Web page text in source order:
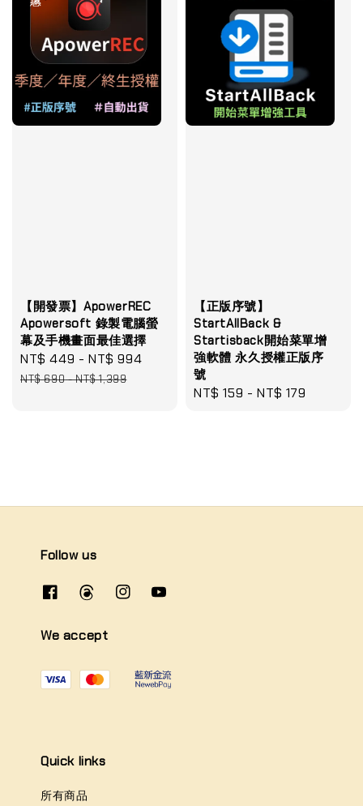
【開發票】ApowerREC
Apowersoft 錄製電腦螢
幕及手機畫面最佳選擇
Sale
price
NT$ 449 -NT$ 994
Regular
NT$ 690-NT$ 1,399
【正版序號】
StartAllBack &
Startisback開始菜單增
強軟體 永久授權正版序
號
Regular
NT$ 159 -NT$ 179
Follow us
We accept
Quick links
所有商品